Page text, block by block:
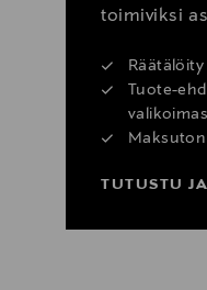
toimiviksi
Tuote-
TUTUSTU